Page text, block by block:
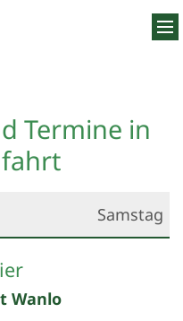
Termine in
Samstag
Wanlo